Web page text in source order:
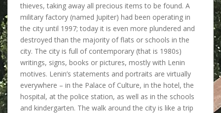
thieves, taking away all precious items to be found. A
military factory (named Jupiter) had been operating in
the city until 1997; today it is even more plundered and
destroyed than the majority of flats or schools in the
city. The city is full of contemporary (that is 1980s)
writings, signs, books or pictures, mostly with Lenin
motives. Lenin’s statements and portraits are virtually
everywhere – in the Palace of Culture, in the hotel, the
hospital, at the police station, as well as in the schools
and kindergarten. The walk around the city is like a trip